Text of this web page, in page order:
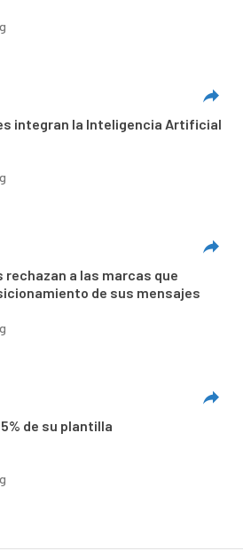
integran la Inteligencia Artificial
rechazan a las marcas que
de sus mensajes
de su plantilla